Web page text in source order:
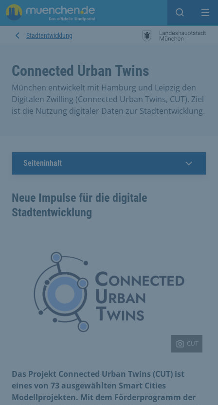
Suche
Stadtentwicklung
Connected Urban Twins
München entwickelt mit Hamburg und Leipzig den
Digitalen Zwilling (Connected Urban Twins, CUT). Ziel
ist die Nutzung digitaler Daten zur Stadtentwicklung.
Seiteninhalt
Neue Impulse für die digitale
Stadtentwicklung
CUT
Das Projekt Connected Urban Twins (CUT) ist
eines von 73 ausgewählten Smart Cities
Modellprojekten. Mit dem Förderprogramm der